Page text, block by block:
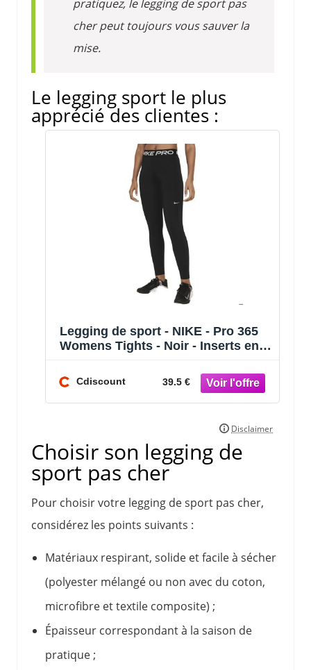
pratiquez, le legging de sport pas
cher peut toujours vous sauver la
mise.
Le legging sport le plus
apprécié des clientes :
Legging de sport - NIKE - Pro 365
Womens Tights - Noir - Inserts en
Cdiscount 39.5 €
Choisir son legging de
sport pas cher
Pour choisir votre legging de sport pas cher,
considérez les points suivants :
Matériaux respirant, solide et facile à sécher
(polyester mélangé ou non avec du coton,
microfibre et textile composite) ;
Épaisseur correspondant à la saison de
pratique ;